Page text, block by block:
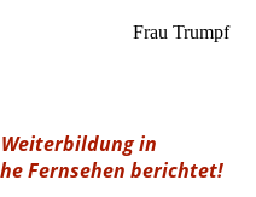
Frau Trumpf
Weiterbildung in
Fernsehen berichtet!